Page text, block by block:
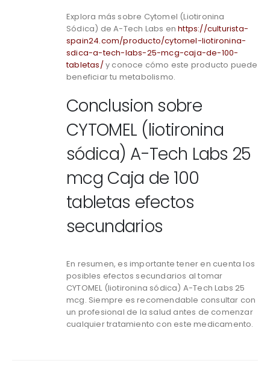
Explora más sobre Cytomel (Liotironina
Sódica) de A-Tech Labs enhttps://culturista-
spain24.com/producto/cytomel-liotironina-
sdica-a-tech-labs-25-mcg-caja-de-100-
tabletas/y conoce cómo este producto puede
beneficiar tu metabolismo.
Conclusion sobre
CYTOMEL (liotironina
sódica) A-Tech Labs 25
mcg Caja de 100
tabletas efectos
secundarios
En resumen, es importante tener en cuenta los
posibles efectos secundarios al tomar
CYTOMEL (liotironina sódica) A-Tech Labs 25
mcg. Siempre es recomendable consultar con
un profesional de la salud antes de comenzar
cualquier tratamiento con este medicamento.